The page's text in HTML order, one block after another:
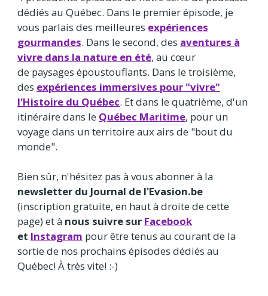
dédiés au Québec. Dans le premier épisode, je
vous parlais des meilleures expériences
gourmandes. Dans le second, des aventures à
vivre dans la nature en été, au cœur
de paysages époustouflants. Dans le troisième,
des expériences immersives pour "vivre"
l'Histoire du Québec. Et dans le quatrième, d'un
itinéraire dans le Québec Maritime, pour un
voyage dans un territoire aux airs de "bout du
monde".
Bien sûr, n'hésitez pas à vous abonner à la
newsletter du Journal de l'Evasion.be
(inscription gratuite, en haut à droite de cette
page) et à nous suivre sur Facebook
et Instagram pour être tenus au courant de la
sortie de nos prochains épisodes dédiés au
Québec! À très vite! :-)